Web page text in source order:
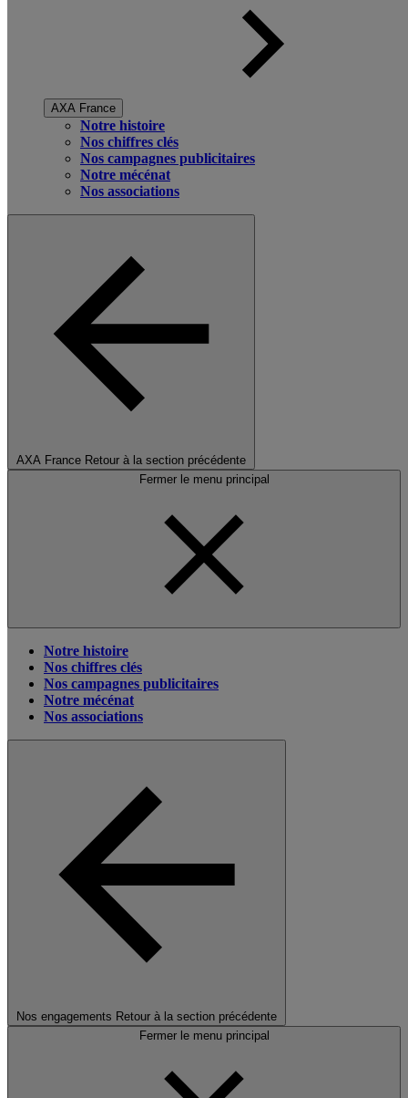
AXA France
Notre histoire
Nos chiffres clés
Nos campagnes publicitaires
Notre mécénat
Nos associations
AXA France Retour à la section précédente
Fermer le menu principal
Notre histoire
Nos chiffres clés
Nos campagnes publicitaires
Notre mécénat
Nos associations
Nos engagements Retour à la section précédente
Fermer le menu principal